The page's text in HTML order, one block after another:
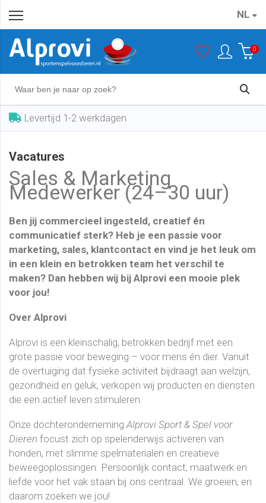
NL
0
Levertijd 1-2 werkdagen
Vacatures
Sales & Marketing
Medewerker (24–30 uur)
Ben jij commercieel ingesteld, creatief én
communicatief sterk? Heb je een passie voor
marketing, sales, klantcontact en vind je het leuk om
in een klein en betrokken team het verschil te
maken? Dan hebben wij bij Alprovi een mooie plek
voor jou!
Over Alprovi
Alprovi is een kleinschalig, betrokken bedrijf met een
grote passie voor beweging – voor mens én dier. Vanuit
de overtuiging dat fysieke activiteit bijdraagt aan welzijn,
gezondheid en geluk, verkopen wij producten en diensten
die een actief leven stimuleren.
Onze dochteronderneming Alprovi Sport & Spel voor
Dieren focust zich op spelenderwijs activeren van
honden, met slimme spelmaterialen en creatieve
beweegoplossingen. Persoonlijk contact, maatwerk en
liefde voor het vak staan bij ons centraal. We groeien, en
daarom zoeken we jou!